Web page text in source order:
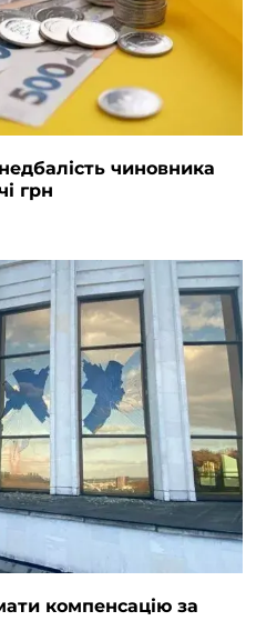
чиновника
грн
компенсацію за